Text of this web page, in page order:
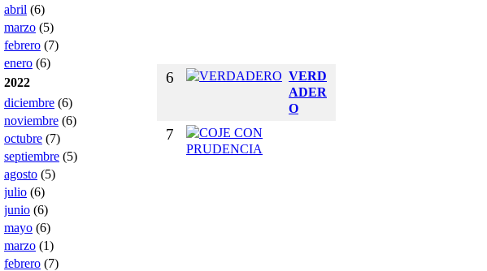
abril (6)
marzo (5)
febrero (7)
enero (6)
2022
diciembre (6)
noviembre (6)
octubre (7)
septiembre (5)
agosto (5)
julio (6)
junio (6)
mayo (6)
marzo (1)
febrero (7)
6
VERD
ADER
O
7